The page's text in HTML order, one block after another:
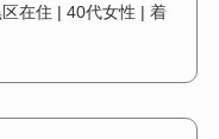
在住 | 40代女性 | 着